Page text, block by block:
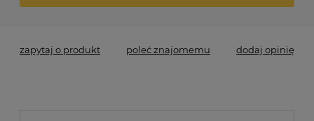
zapytaj o produkt poleć znajomemu dodaj opinię